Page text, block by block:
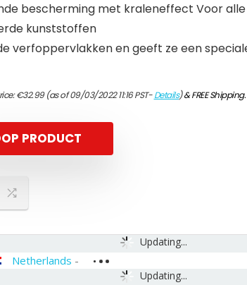
bescherming met kraleneffect Voor
kunststoffen
verfoppervlakken en geeft ze een
€32.99(as of 09/03/2022 11:16 PST-Details)&FREE Shipping.
PRODUCT
Updating...
Updating...
Netherlands -